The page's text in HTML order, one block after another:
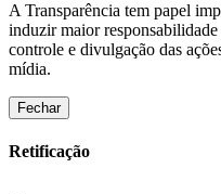
A Transparência tem papel
induzir maior
controle e divulgação das
mídia.
Fechar
Retificação